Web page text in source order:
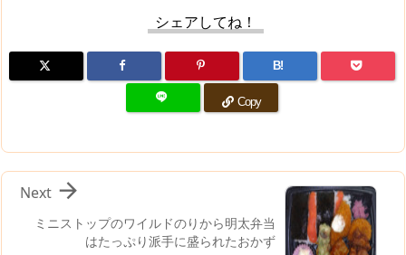
シェアしてね！
B!
Copy
ミニストップのワイルドのりから明太弁当
はたっぷり派手に盛られたおかず

Next